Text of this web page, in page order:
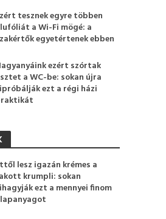
tesznek egyre többen
a Wi-Fi mögé: a
egyetértenek ebben
ezért szórtak
a WC-be: sokan újra
ezt a régi házi
lesz igazán krémes a
krumpli: sokan
ezt a mennyei finom